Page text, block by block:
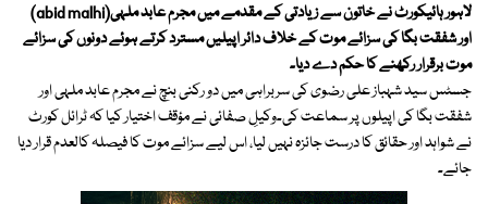
لاہور ہائیکورٹ نے خاتون سے زیادتی کے مقدمے میں مجرم عابد ملہی(abid malhi)
اور شفقت بگا کی سزائے موت کے خلاف دائر اپیلیں مسترد کرتے ہوئے دونوں کی سزائے
موت برقرار رکھنے کا حکم دے دیا۔
جسٹس سید شہباز علی رضوی کی سربراہی میں دو رکنی بنچ نے مجرم عابد ملہی اور
شفقت بگا کی اپیلوں پر سماعت کی۔وکیلِ صفائی نے مؤقف اختیار کیا کہ ٹرائل کورٹ
نے شواہد اور حقائق کا درست جائزہ نہیں لیا، اس لیے سزائے موت کا فیصلہ کالعدم قرار دیا
جائے۔